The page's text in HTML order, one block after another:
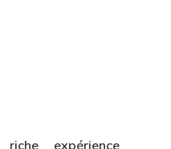
expérience